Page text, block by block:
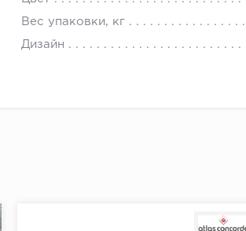
Вес упаковки, кг
Дизайн
заявки на той же странице
или по СМС